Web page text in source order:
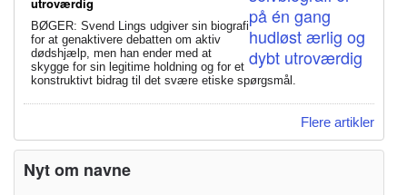
BØGER: Svend Lings udgiver sin biografi
for at genaktivere debatten om aktiv
dødshjælp, men han ender med at
skygge for sin legitime holdning og for et
konstruktivt bidrag til det svære etiske spørgsmål.
Flere artikler
Nyt om navne